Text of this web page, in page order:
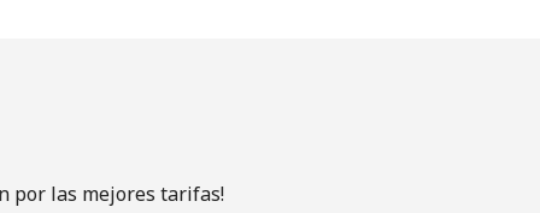
por las mejores tarifas!